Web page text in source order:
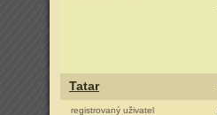
Tatar
registrovaný uživatel